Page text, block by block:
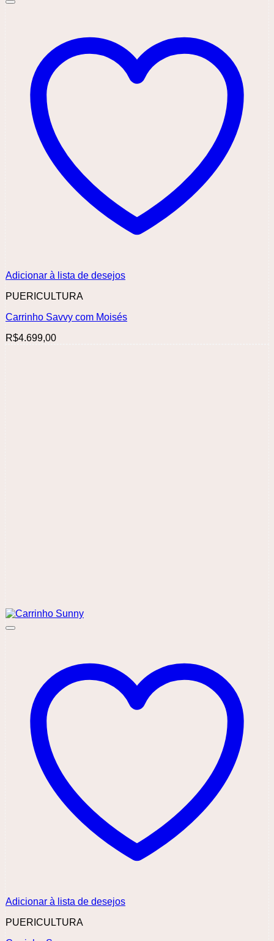
Adicionar à lista de desejos
PUERICULTURA
Carrinho Savvy com Moisés
R$4.699,00
Adicionar à lista de desejos
PUERICULTURA